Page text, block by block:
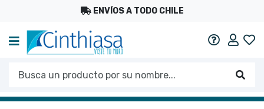
ENVÍOS A TODO CHILE
Mi
Busca un producto por su nombre...